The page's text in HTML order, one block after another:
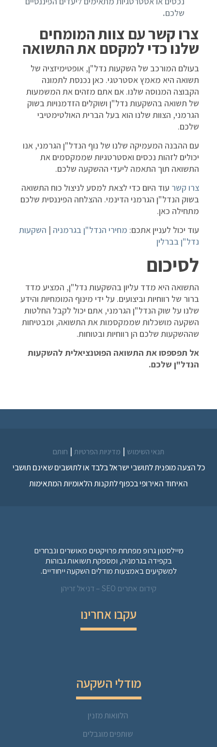
שלכם.
צרו קשר עם צוות המומחים
שלנו כדי למקסם את התשואה
בעולם המורכב של השקעות נדל"ן, אופטימיזציה של
תשואה היא מאמץ אסטרטגי. כאן נכנסת לתמונה
הקבוצה המנוסה שלנו. אם אתם מזהים את המשמעות
של תשואה בהשקעות נדל"ן ושוקלים הזדמנויות בשוק
הגרמני, הצוות שלנו הוא בעל הברית האולטימטיבי
שלכם.
עם ההבנה המעמיקה שלנו של נוף הנדל"ן הגרמני, אנו
יכולים לזהות נכסים ואסטרטגיות שממקסמים את
התשואה תוך התאמה ליעדי ההשקעה שלכם.
צרו קשר עוד היום כדי לצאת למסע לניצול כוח התשואה
בשוק הנדל"ן הגרמני הדינמי. ההצלחה הפיננסית שלכם
מתחילה כאן.
עוד יכול לעניין אתכם: מחירי הנדל"ן בגרמניה | השקעות
נדל"ן בברלין
לסיכום
התשואה היא מדד עליון בהשקעות נדל"ן, המציע מדד
ברור של רווחיות וביצועים. על ידי מינוף המומחיות והידע
שלנו על שוק הנדל"ן הגרמני, אתם יכול לקבל החלטות
השקעה מושכלות שממקסמות את התשואה, ומבטיחות
שההשקעות שלכם הן רווחיות ובטוחות.
אל תפספסו את התשואה הפוטנציאלית להשקעות
הנדל"ן שלכם.
תנאי השימוש | מדיניות הפרטיות | חותם
כל הצעה מופנית לתושבי ישראל בלבד או לתושבים שאינם תושבי
האיחוד האירופי בכפוף לתקנות הלאומיות המתאימות
מיילסטון גרופ מפתחת פרויקטים מאושרים ונבחרים
בקפידה בגרמניה, ומספקת תשואות גבוהות
למשקיעים באמצעות מודלים השקעה ייחודיים.
קידום אתרים SEO – דניאל זריהן
עקבו אחרינו
מודלי השקעה
הלוואות מזנין
שותפים מוגבלים